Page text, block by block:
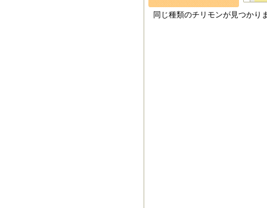
同じ種類のチリモンが見つかり